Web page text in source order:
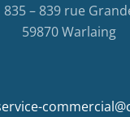
835 – 839 rue
59870 Warlaing